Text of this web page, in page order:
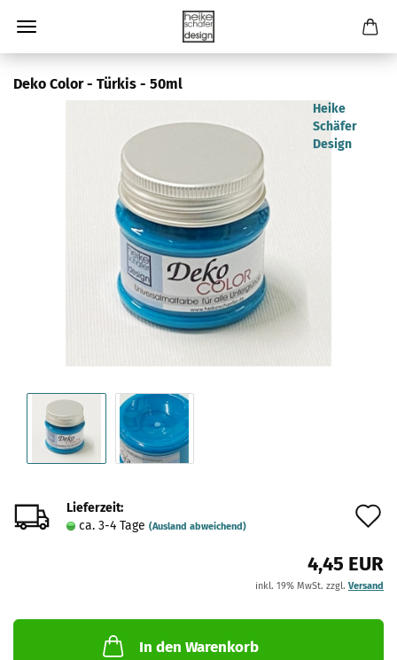
Deko Color - Türkis - 50ml
Heike
Schäfer
Design
Lieferzeit:
ca. 3-4 Tage (Ausland abweichend)
4,45 EUR
inkl. 19% MwSt. zzgl. Versand
In den Warenkorb